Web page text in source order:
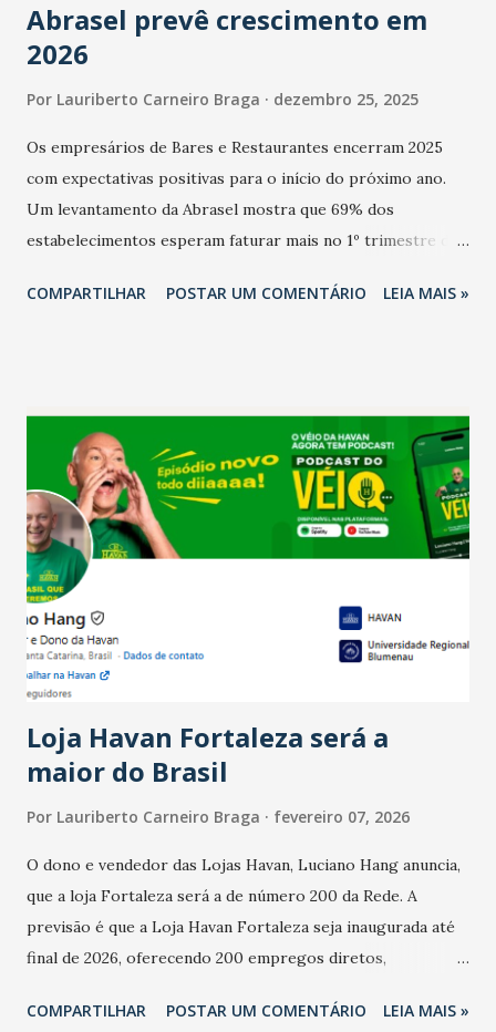
Abrasel prevê crescimento em
2026
Por Lauriberto Carneiro Braga dezembro 25, 2025
Os empresários de Bares e Restaurantes encerram 2025
com expectativas positivas para o início do próximo ano.
Um levantamento da Abrasel mostra que 69% dos
estabelecimentos esperam faturar mais no 1º trimestre de
relação ao último trimestre deste ano, 56% também
confraternizações de fim de ano e pelo pagamento do 13º
Salário para um número maior de trabalhadores, já que o
país tem a menor taxa de desemprego dos anos recentes.
Ainda segundo a Pesquisa, em novembro de 2025, 40% dos
bares e restaurantes operaram com lucro e outros 40%
registraram equilíbrio financeiro. Já o percentual de
estabelecimentos no prejuízo ficou em 19%, pouco abaixo
do observado no mês anterior. Outros 1% não existiam em
novembro. Em relação a outubro, o faturamento também
cresceu. De acordo com a pesquisa, 44% dos n...
COMPARTILHAR POSTAR UM COMENTÁRIO LEIA MAIS »
Loja Havan Fortaleza será a
maior do Brasil
Por Lauriberto Carneiro Braga fevereiro 07, 2026
O dono e vendedor das Lojas Havan, Luciano Hang anuncia,
que a loja Fortaleza será a de número 200 da Rede. A
previsão é que a Loja Havan Fortaleza seja inaugurada até
final de 2026, oferecendo 200 empregos diretos,
Havan Fortaleza ainda não foi anunciada oficialmente, mas
COMPARTILHAR POSTAR UM COMENTÁRIO LEIA MAIS »